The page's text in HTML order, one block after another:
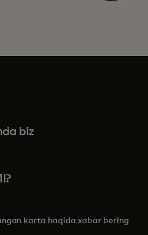
biz
karta haqida xabar bering